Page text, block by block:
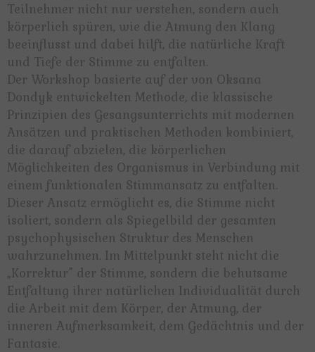
Teilnehmer nicht nur verstehen, sondern auch
körperlich spüren, wie die Atmung den Klang
beeinflusst und dabei hilft, die natürliche Kraft
und Tiefe der Stimme zu entfalten.
Der Workshop basierte auf der von Oksana
Dondyk entwickelten Methode, die klassische
Prinzipien des Gesangsunterrichts mit modernen
Ansätzen und praktischen Methoden kombiniert,
die darauf abzielen, die körperlichen
Möglichkeiten des Organismus in Verbindung mit
einem funktionalen Stimmansatz zu entfalten.
Dieser Ansatz ermöglicht es, die Stimme nicht
isoliert, sondern als Spiegelbild der gesamten
psychophysischen Struktur des Menschen
wahrzunehmen. Im Mittelpunkt steht nicht die
„Korrektur” der Stimme, sondern die behutsame
Entfaltung ihrer natürlichen Individualität durch
die Arbeit mit dem Körper, der Atmung, der
inneren Aufmerksamkeit, dem Gedächtnis und der
Fantasie.